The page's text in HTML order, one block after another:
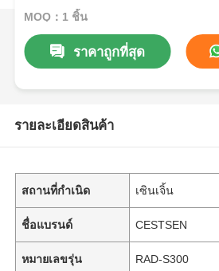
MOQ：1 ชิ้น
ราคาถูกที่สุด
รายละเอียดสินค้า
สถานที่กำเนิด เซินเจิ้น
ชื่อแบรนด์ CESTSEN
หมายเลขรุ่น RAD-S300